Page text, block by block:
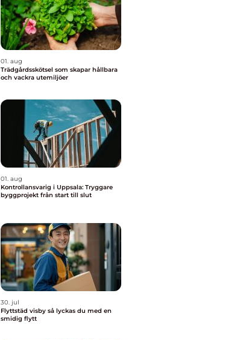
01. aug
Trädgårdsskötsel som skapar hållbara
och vackra utemiljöer
01. aug
Kontrollansvarig i Uppsala: Tryggare
byggprojekt från start till slut
30. jul
Flyttstäd visby så lyckas du med en
smidig flytt